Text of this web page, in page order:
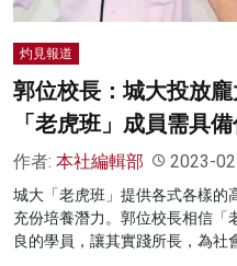
灼見報道
郭位校長：城大投放
「老虎班」成員需具
作者: 本社編輯部 2023-
城大「老虎班」提供各式各樣的
充份培養潛力。郭位校長相信「
良的學員，讓其實踐所長，為社